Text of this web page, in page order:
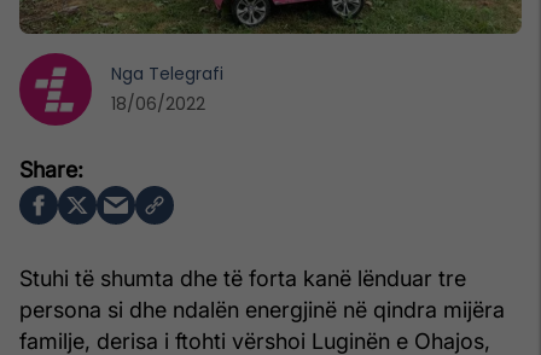
Stuhi të shumta dhe të forta kanë lënduar tre
persona si dhe ndalën energjinë në qindra mijëra
familje, derisa i ftohti vërshoi Luginën e Ohajos,
Nga Telegrafi
18/06/2022